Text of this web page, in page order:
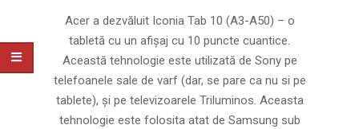
Acer a dezvăluit Iconia Tab 10 (A3-A50) – o
tabletă cu un afișaj cu 10 puncte cuantice.
Această tehnologie este utilizată de Sony pe
telefoanele sale de varf (dar, se pare ca nu si pe
tablete), și pe televizoarele Triluminos. Aceasta
tehnologie este folosita atat de Samsung sub